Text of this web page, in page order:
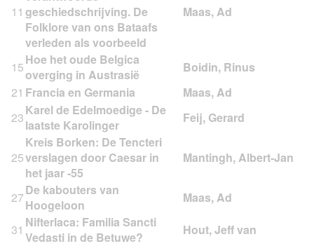
11 geschiedschrijving. De
Folklore van ons Bataafs
verleden als voorbeeld
15Hoe het oude Belgica
overging in Austrasië
21 Francia en Germania
23Karel de Edelmoedige - De
laatste Karolinger
25
Kreis Borken: De Tencteri
verslagen door Caesar in
het jaar -55
27De kabouters van
Hoogeloon
31 Nifterlaca: Familia Sancti
Vedasti in de Betuwe?